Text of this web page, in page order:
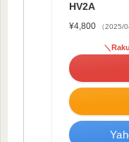
HV2A
¥4,800 （2025/
＼